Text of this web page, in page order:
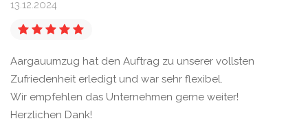
13.12.2024
Aargauumzug hat den Auftrag zu unserer vollsten
Zufriedenheit erledigt und war sehr flexibel.
Wir empfehlen das Unternehmen gerne weiter!
Herzlichen Dank!